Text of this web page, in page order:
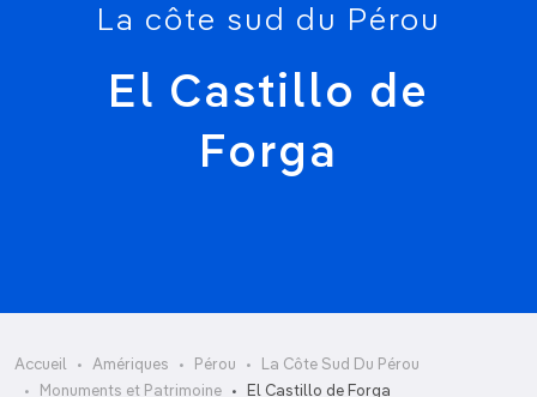
La côte sud du Pérou
El Castillo de
Forga
Accueil Amériques Pérou
La Côte Sud Du Pérou
Monuments et Patrimoine
El Castillo de Forga